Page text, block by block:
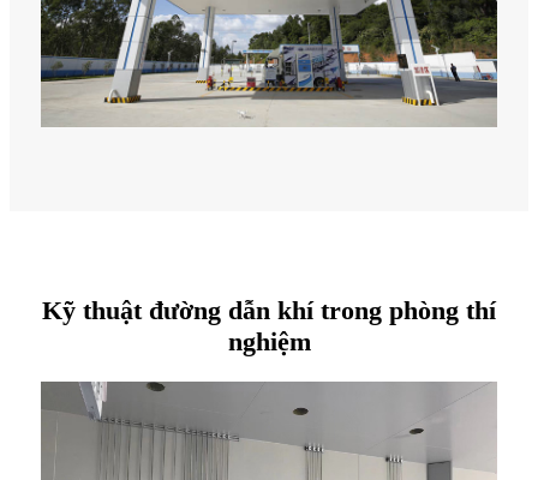
Kỹ thuật đường dẫn khí trong phòng thí
nghiệm